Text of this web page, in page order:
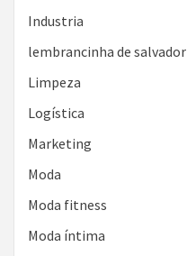
Industria
lembrancinha de salvador
Limpeza
Logística
Marketing
Moda
Moda fitness
Moda íntima